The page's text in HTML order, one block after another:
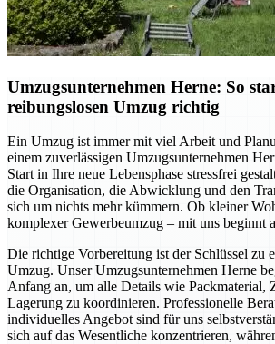
Umzugsunternehmen Herne: So
reibungslosen Umzug richtig
Ein Umzug ist immer mit viel Arbeit und
einem zuverlässigen Umzugsunternehmen
Start in Ihre neue Lebensphase stressfrei
die Organisation, die Abwicklung und den
sich um nichts mehr kümmern. Ob kleiner
komplexer Gewerbeumzug – mit uns beginnt
Die richtige Vorbereitung ist der Schlüssel zu
Umzug. Unser Umzugsunternehmen Herne
Anfang an, um alle Details wie Packmaterial,
Lagerung zu koordinieren. Professionelle
individuelles Angebot sind für uns
sich auf das Wesentliche konzentrieren,